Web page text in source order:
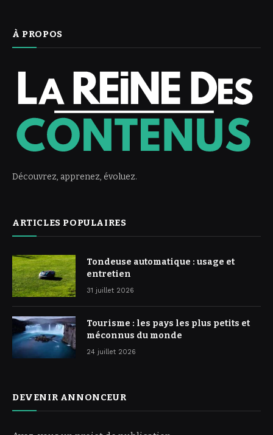
À PROPOS
Découvrez, apprenez, évoluez.
ARTICLES POPULAIRES
Tondeuse automatique : usage et
entretien
31 juillet 2026
Tourisme : les pays les plus petits et
méconnus du monde
24 juillet 2026
DEVENIR ANNONCEUR